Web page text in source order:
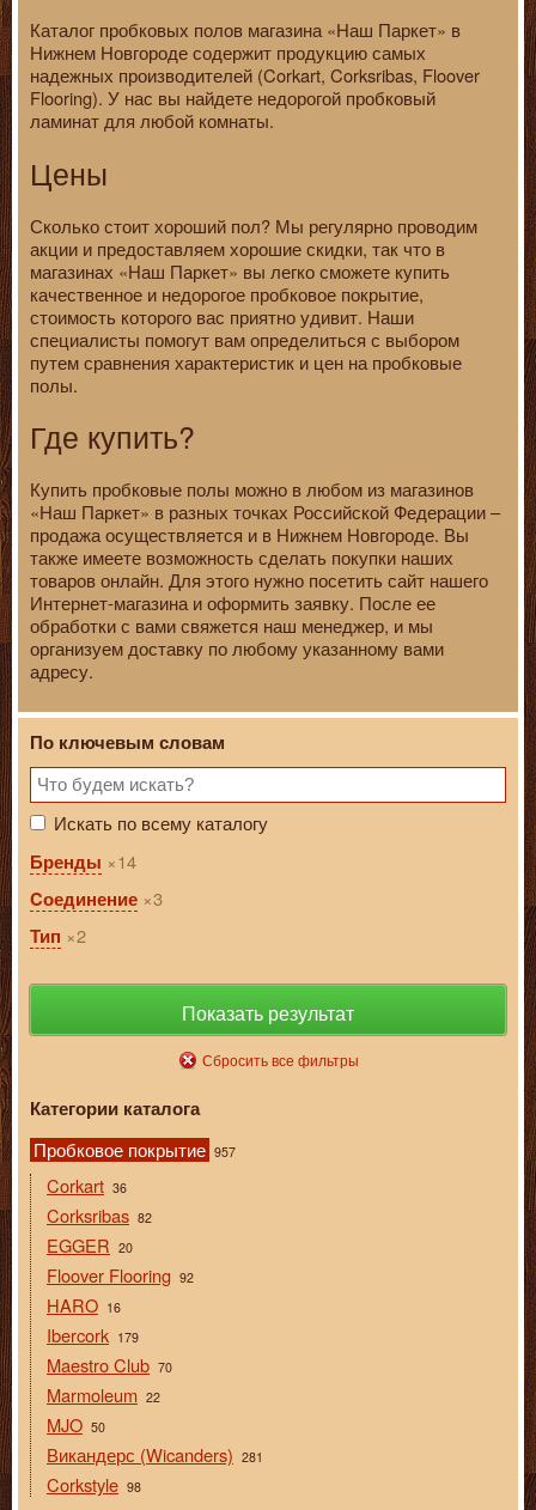
Каталог пробковых полов магазина «Наш Паркет» в
Нижнем Новгороде содержит продукцию самых
надежных производителей (Corkart, Corksribas, Floover
Flooring). У нас вы найдете недорогой пробковый
ламинат для любой комнаты.
Цены
Сколько стоит хороший пол? Мы регулярно проводим
акции и предоставляем хорошие скидки, так что в
магазинах «Наш Паркет» вы легко сможете купить
качественное и недорогое пробковое покрытие,
стоимость которого вас приятно удивит. Наши
специалисты помогут вам определиться с выбором
путем сравнения характеристик и цен на пробковые
полы.
Где купить?
Купить пробковые полы можно в любом из магазинов
«Наш Паркет» в разных точках Российской Федерации –
продажа осуществляется и в Нижнем Новгороде. Вы
также имеете возможность сделать покупки наших
товаров онлайн. Для этого нужно посетить сайт нашего
Интернет-магазина и оформить заявку. После ее
обработки с вами свяжется наш менеджер, и мы
организуем доставку по любому указанному вами
адресу.
По ключевым словам
Искать по всему каталогу
Бренды
14
Cоединение
3
Тип
2
Показать результат
Сбросить все фильтры
Категории каталога
Пробковое покрытие 957
Corkart 36
Corksribas 82
EGGER 20
Floover Flooring 92
HARO 16
Ibercork 179
Maestro Club 70
Marmoleum 22
MJO 50
Викандерс (Wicanders) 281
Corkstyle 98